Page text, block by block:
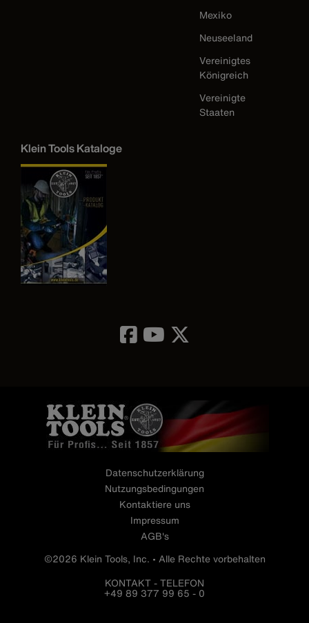
Mexiko
Neuseeland
Vereinigtes
Königreich
Vereinigte
Staaten
Klein Tools Kataloge
Datenschutzerklärung
Nutzungsbedingungen
Kontaktiere uns
Impressum
AGB's
©2026 Klein Tools, Inc. • Alle Rechte vorbehalten
KONTAKT - TELEFON
+49 89 377 99 65 - 0